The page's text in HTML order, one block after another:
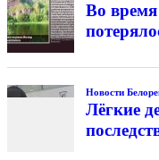
Во время
Новости
Лёгкие